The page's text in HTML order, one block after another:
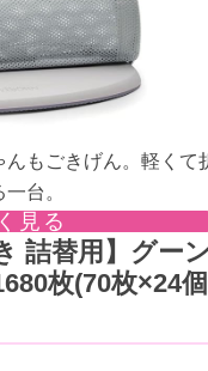
もごきげん。軽くて
台。
見る
詰替用】グー
枚(70枚×24